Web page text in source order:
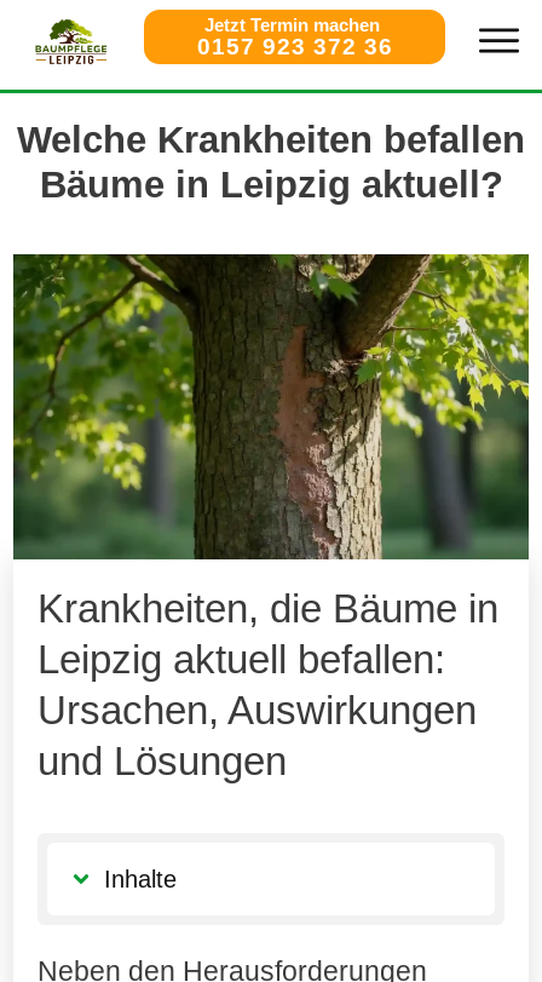
Jetzt Termin machen
0157 923 372 36
Welche Krankheiten befallen
Bäume in Leipzig aktuell?
Krankheiten, die Bäume in
Leipzig aktuell befallen:
Ursachen, Auswirkungen
und Lösungen
Inhalte
Neben den Herausforderungen